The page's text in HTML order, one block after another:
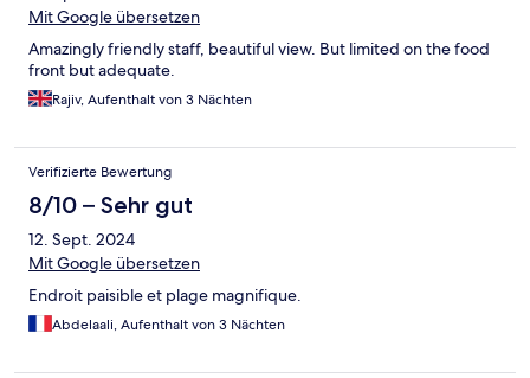
Mit Google übersetzen
Amazingly friendly staff, beautiful view. But limited on the food
front but adequate.
Rajiv, Aufenthalt von 3 Nächten
Verifizierte Bewertung
8/10 – Sehr gut
12. Sept. 2024
Mit Google übersetzen
Endroit paisible et plage magnifique.
Abdelaali, Aufenthalt von 3 Nächten